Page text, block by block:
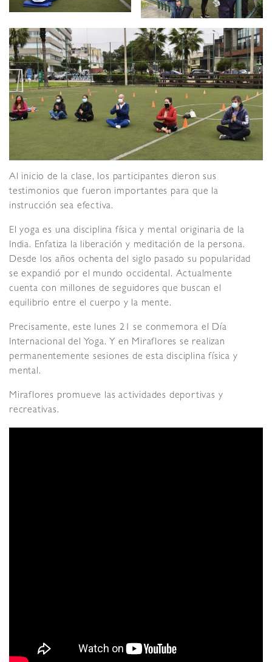
Al inicio de la clase, los participantes dieron sus
testimonios que fueron importantes para que la
instrucción sea efectiva.
El yoga es una disciplina física y mental originaria de la
India. Enfatiza la liberación y meditación de la persona.
Desde los años ochenta del siglo pasado su popularidad
se expandió por el mundo occidental. Actualmente
cuenta con millones de seguidores que buscan el
equilibrio entre el cuerpo y la mente.
Precisamente, este lunes 21 se conmemora el Día
Internacional del Yoga. Y en Miraflores se realizan
permanentemente sesiones de esta disciplina física y
mental.
Miraflores promueve las actividades deportivas y
recreativas.